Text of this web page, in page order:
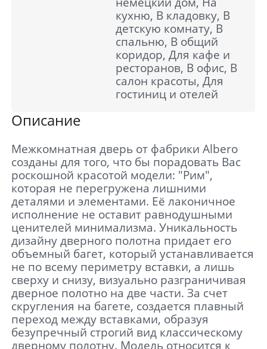
кухню, В кладовку, В
детскую комнату, В
спальню, В общий
коридор, Для кафе и
ресторанов, В офис, В
салон красоты, Для
гостиниц и отелей
Описание
Межкомнатная дверь от фабрики Albero
созданы для того, что бы порадовать Вас
роскошной красотой модели: "Рим",
которая не перегружена лишними
деталями и элементами. Её лаконичное
исполнение не оставит равнодушными
ценителей минимализма. Уникальность
дизайну дверного полотна придает его
объемный багет, который устанавливается
не по всему периметру вставки, а лишь
сверху и снизу, визуально разграничивая
дверное полотно на две части. За счет
скругления на багете, создается плавный
переход между вставками, образуя
безупречный строгий вид классическому
дверному полотну. Модель относится к